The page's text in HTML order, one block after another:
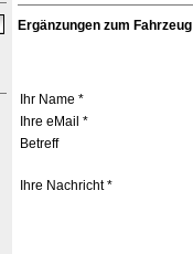
Ergänzungen zum Fahrzeug
Ihr Name *
Ihre eMail *
Betreff
Ihre Nachricht *